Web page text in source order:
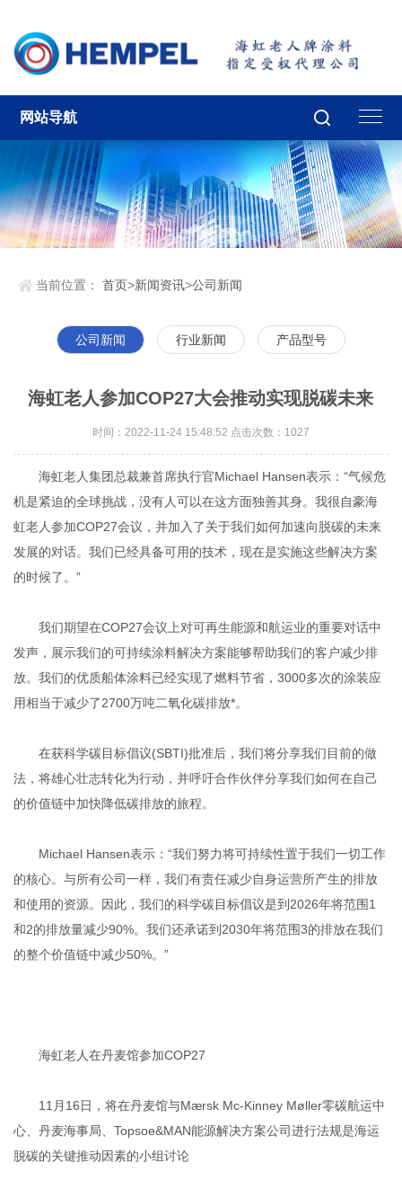
网站导航
当前位置：首页>新闻资讯>公司新闻
公司新闻 行业新闻 产品型号
海虹老人参加COP27大会推动实现脱碳未来
时间：2022-11-24 15:48:52 点击次数：1027
海虹老人集团总裁兼首席执行官Michael Hansen表示：“气候危
机是紧迫的全球挑战，没有人可以在这方面独善其身。我很自豪海
虹老人参加COP27会议，并加入了关于我们如何加速向脱碳的未来
发展的对话。我们已经具备可用的技术，现在是实施这些解决方案
的时候了。”
我们期望在COP27会议上对可再生能源和航运业的重要对话中
发声，展示我们的可持续涂料解决方案能够帮助我们的客户减少排
放。我们的优质船体涂料已经实现了燃料节省，3000多次的涂装应
用相当于减少了2700万吨二氧化碳排放*。
在获科学碳目标倡议(SBTI)批准后，我们将分享我们目前的做
法，将雄心壮志转化为行动，并呼吁合作伙伴分享我们如何在自己
的价值链中加快降低碳排放的旅程。
Michael Hansen表示：“我们努力将可持续性置于我们一切工作
的核心。与所有公司一样，我们有责任减少自身运营所产生的排放
和使用的资源。因此，我们的科学碳目标倡议是到2026年将范围1
和2的排放量减少90%。我们还承诺到2030年将范围3的排放在我们
的整个价值链中减少50%。”
海虹老人在丹麦馆参加COP27
11月16日，将在丹麦馆与Mærsk Mc-Kinney Møller零碳航运中
心、丹麦海事局、Topsoe&MAN能源解决方案公司进行法规是海运
脱碳的关键推动因素的小组讨论